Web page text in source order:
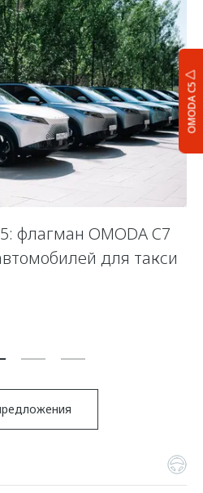
OMODA C5
флагман OMODA C7
для такси